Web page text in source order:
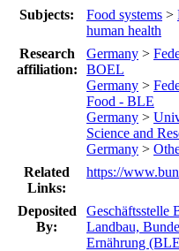
Subjects:
Food systems >
human health
Research
affiliation:
Germany >
BOEL
Germany >
Food - BLE
Germany >
Science and
Germany >
Related
Links:
https://
Deposited
By:
Geschäftsstelle
Landbau,
Ernährung